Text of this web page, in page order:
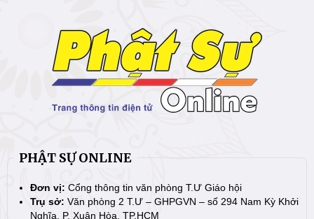
PHẬT SỰ ONLINE
Đơn vị: Cổng thông tin văn phòng T.Ư Giáo hội
Trụ sở: Văn phòng 2 T.Ư – GHPGVN – số 294 Nam Kỳ Khởi
Nghĩa, P. Xuân Hòa, TP.HCM